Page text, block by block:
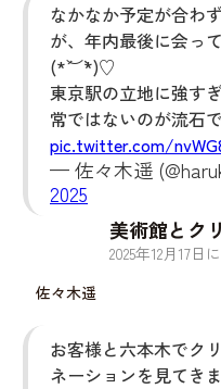
なかなか予定が合わ
が、年内最後に会っ
(*´︶`*)♡
東京駅の立地に強す
常ではないのが流石
pic.twitter.com/
— 佐々木遥
2025
佐々木遥
美術館とク
2025年12月 17日
お客様と六本木でク
ネーションを見てき